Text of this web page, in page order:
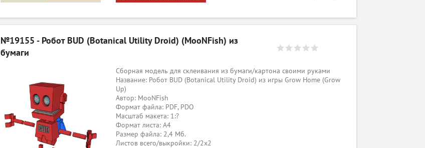
№19155 - Робот BUD (Botanical Utility Droid) (MooNFish) из
бумаги
Сборная модель для склеивания из бумаги/картона своими руками
Название: Робот BUD (Botanical Utility Droid) из игры Grow Home (Grow
Up)
Автор: MooNFish
Формат файла: PDF, PDO
Масштаб макета: 1:?
Формат листа: А4
Размер файла: 2,4 Мб.
Листов всего/выкройки: 2/2х2